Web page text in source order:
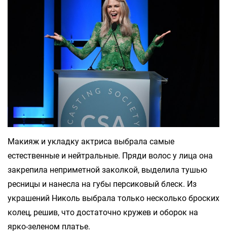
Макияж и укладку актриса выбрала самые
естественные и нейтральные. Пряди волос у лица она
закрепила неприметной заколкой, выделила тушью
ресницы и нанесла на губы персиковый блеск. Из
украшений Николь выбрала только несколько броских
колец, решив, что достаточно кружев и оборок на
ярко-зеленом платье.